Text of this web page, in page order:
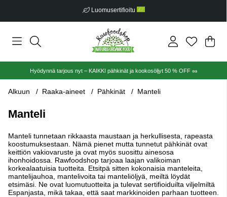
Ilmainen toimitus alkaen €30
.
Hyödynnä tarjous nyt – KAIKKI pähkinät ja kookosöljyt 50 % OFF 🥜
Alkuun Raaka-aineet Pähkinät Manteli
Manteli
Manteli tunnetaan rikkaasta maustaan ja herkullisesta, rapeasta
koostumuksestaan. Nämä pienet mutta tunnetut pähkinät ovat
keittiön vakiovaruste ja ovat myös suosittu ainesosa
ihonhoidossa. Rawfoodshop tarjoaa laajan valikoiman
korkealaatuisia tuotteita. Etsitpä sitten kokonaisia manteleita,
mantelijauhoa, mantelivoita tai manteliöljyä, meiltä löydät
etsimäsi. Ne ovat luomutuotteita ja tulevat sertifioiduilta viljelmiltä
Espanjasta, mikä takaa, että saat markkinoiden parhaan tuotteen.